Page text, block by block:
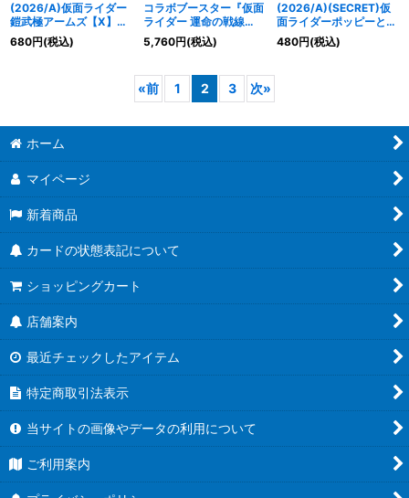
(2026/A)仮面ライダー
鎧武極アームズ【X】
{26RCB01-X02}《赤》
680円(税込)
コラボブースター『仮面
ライダー 運命の戦線
[26RCB01]』【-】{-}
《未開封BOX》
5,760円(税込)
(2026/A)(SECRET)仮
面ライダーポッピーとき
めきクライシスゲーマー
レベルX【R-SEC】
480円(税込)
«前 1 2 3 次»
ホーム
マイページ
新着商品
カードの状態表記について
ショッピングカート
店舗案内
最近チェックしたアイテム
特定商取引法表示
当サイトの画像やデータの利用について
ご利用案内